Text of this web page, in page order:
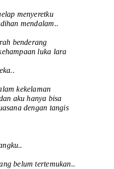
menyeretku
mendalam..
benderang
luka lara
kekelaman
aku hanya bisa
dengan tangis
belum tertemukan..